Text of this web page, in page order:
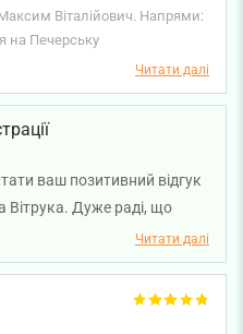
весь час мене не
хто сумнівається —
в самопочуття
Максим Віталійович. Напрями:
на Печерську
Читати далі
ваш позитивний відгук
Дуже раді, що
допомогли вам
вагітності. Ваше
і ми раді, що змогли
особливий період.
Читати далі